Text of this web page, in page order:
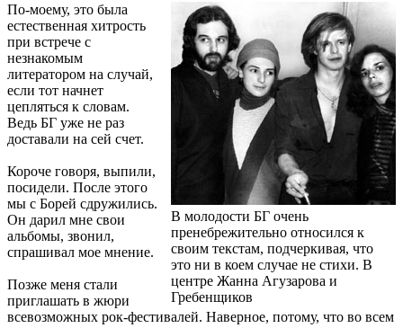
В молодости БГ очень
пренебрежительно относился к
своим текстам, подчеркивая, что
это ни в коем случае не стихи. В
центре Жанна Агузарова и
Гребенщиков
По-моему, это была
естественная хитрость
при встрече с
незнакомым
литератором на случай,
если тот начнет
цепляться к словам.
Ведь БГ уже не раз
доставали на сей счет.
Короче говоря, выпили,
посидели. После этого
мы с Борей сдружились.
Он дарил мне свои
альбомы, звонил,
спрашивал мое мнение.
Позже меня стали
приглашать в жюри
всевозможных рок-фестивалей. Наверное, потому, что во всем